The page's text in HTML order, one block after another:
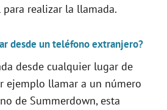
realizar la llamada.
desde un teléfono extranjero?
desde cualquier lugar de
ejemplo llamar a un número
de Summerdown, esta